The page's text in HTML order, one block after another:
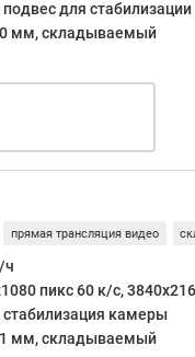
подвес для стабилизации
мм, складываемый
прямая трансляция видео
ч
пикс 60 к/с,
cтабилизация камеры
мм, складываемый